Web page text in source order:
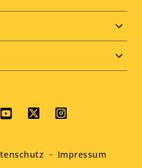
Impressum